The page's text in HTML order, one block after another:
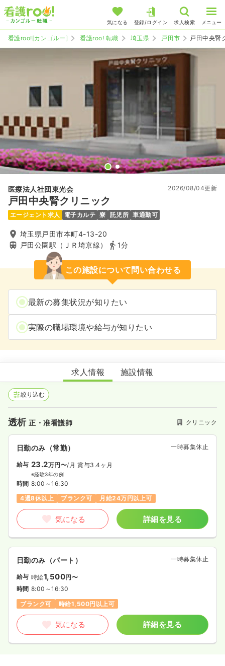
気になる 登録/ログイン 求人検索 メニュー
看護roo![カンゴルー] 看護roo! 転職 埼玉県 戸田市 戸田中央腎
医療法人社団東光会
戸田中央腎クリニック
2026/08/04更新
エージェント求人 電子カルテ 寮 託児所 車通勤可
埼玉県戸田市本町4-13-20
戸田公園駅（ＪＲ埼京線）
1分
この施設について問い合わせる
最新の募集状況が知りたい
実際の職場環境や給与が知りたい
戸田中央腎クリニック
求人情報 施設情報
絞り込む
透析正・准看護師 クリニック
日勤のみ（常勤） 一時募集休止
給与 23.2万円〜/月 賞与3.4ヶ月
※経験3年の例
時間 8:00～16:30
4週8休以上
ブランク可 月給24万円以上可
気になる 詳細を見る
日勤のみ（パート） 一時募集休止
給与 時給1,500円〜
時間 8:00～16:30
ブランク可
時給1,500円以上可
気になる 詳細を見る